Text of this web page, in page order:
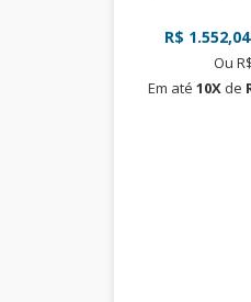
R$ 1.552,04
Ou
Em até 10X de